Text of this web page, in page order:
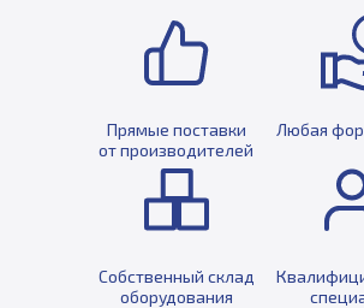
Прямые поставки
от производителей
Любая
Собственный склад
оборудования